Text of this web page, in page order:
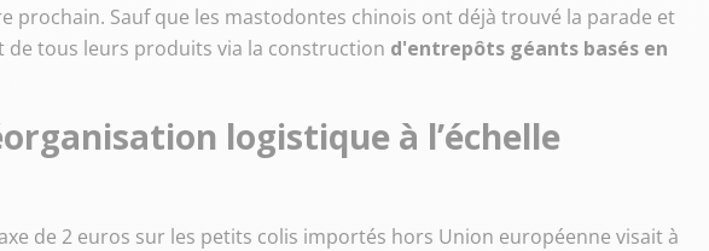
prochain. Sauf que les mastodontes chinois ont déjà trouvé la parade et
de tous leurs produits via la construction d'entrepôts géants basés en
logistique à l’échelle
de 2 euros sur les petits colis importés hors Union européenne visait à